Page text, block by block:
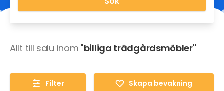
Allt till salu inom "billiga trädgårdsmöbler"
Filter Skapa bevakning